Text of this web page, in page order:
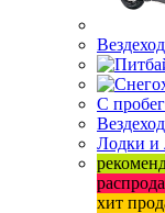
С
Лодки и
хит